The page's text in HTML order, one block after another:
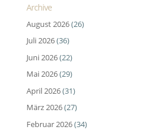
Archive
August 2026(26)
Juli 2026(36)
Juni 2026(22)
Mai 2026(29)
April 2026(31)
März 2026(27)
Februar 2026(34)